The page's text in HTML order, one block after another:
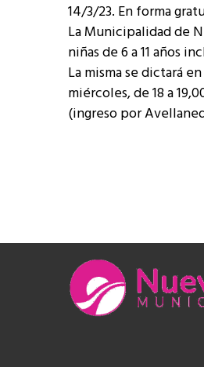
14/3/23. En forma
La Municipalidad de
niñas de 6 a 11 años
La misma se dictará
miércoles, de 18 a
(ingreso por